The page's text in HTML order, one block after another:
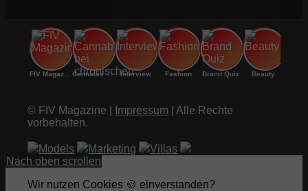
Cannabis bei chronischen Interview Fashion Brand Quiz Beauty
© FIV Magazine | Impressum | Alle Rechte
vorbehalten.
Models Marketing
Villas
Nach oben scrollen
Wir nutzen Cookies 🍪 einverstanden?